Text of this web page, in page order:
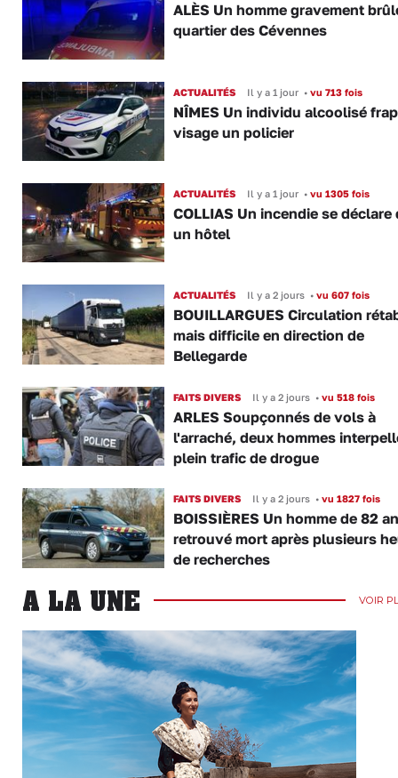
ALÈS Un homme gravement
quartier des Cévennes
ACTUALITÉS Il y a 1 jour •vu 713 fois
NÎMES Un individu alcoolisé
visage un policier
ACTUALITÉS Il y a 1 jour •vu 1305 fois
COLLIAS Un incendie se déclare
un hôtel
ACTUALITÉS Il y a 2 jours •vu 607 fois
BOUILLARGUES Circulation
mais difficile en direction de
Bellegarde
FAITS DIVERS Il y a 2 jours •vu 518 fois
ARLES Soupçonnés de vols à
l'arraché, deux hommes
plein trafic de drogue
FAITS DIVERS Il y a 2 jours •vu 1827 fois
BOISSIÈRES Un homme de 82
retrouvé mort après plusieurs
de recherches
A LA UNE VOIR